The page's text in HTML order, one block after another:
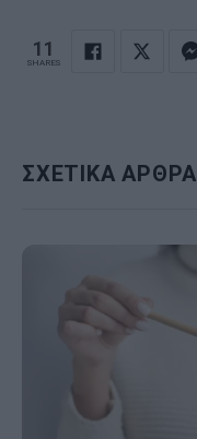
11
SHARES
ΣΧΕΤΙΚΑ ΑΡΘΡΑ